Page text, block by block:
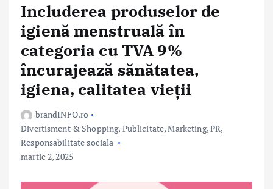
Includerea produselor de
igienă menstruală în
categoria cu TVA 9%
încurajează sănătatea,
igiena, calitatea vieții
brandINFO.ro
Divertisment & Shopping, Publicitate, Marketing, PR,
Responsabilitate sociala
martie 2, 2025